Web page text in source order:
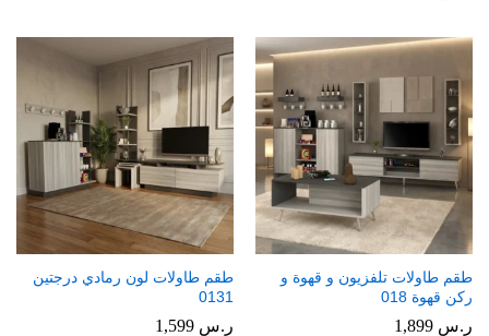
طقم طاولات تلفزيون و قهوة و
ركن قهوة 018
ر.س
طقم طاولات لون رمادي درجتين
0131
ر.س